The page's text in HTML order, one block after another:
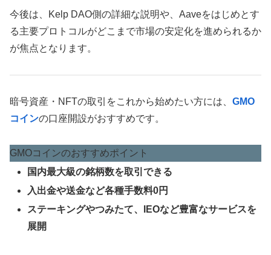
今後は、Kelp DAO側の詳細な説明や、Aaveをはじめとす
る主要プロトコルがどこまで市場の安定化を進められるか
が焦点となります。
暗号資産・NFTの取引をこれから始めたい方には、 GMO
コインの口座開設がおすすめです。
GMOコインのおすすめポイント
国内最大級の銘柄数を取引できる
入出金や送金など各種手数料0円
ステーキングやつみたて、IEOなど豊富なサービスを
展開